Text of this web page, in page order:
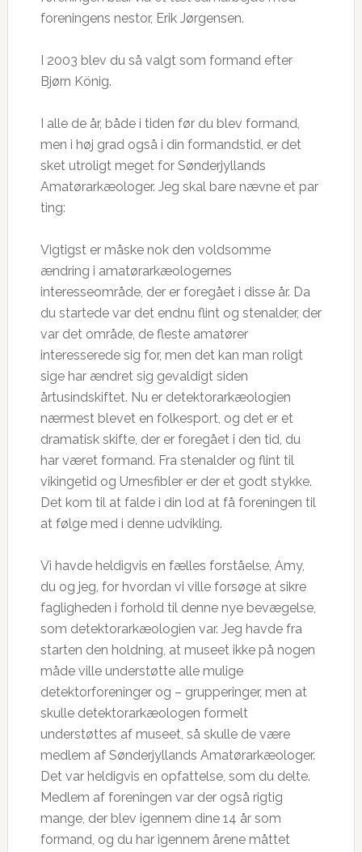
foreningens nestor, Erik Jørgensen.
I 2003 blev du så valgt som formand efter
Bjørn König.
I alle de år, både i tiden før du blev formand,
men i høj grad også i din formandstid, er det
sket utroligt meget for Sønderjyllands
Amatørarkæologer. Jeg skal bare nævne et par
ting:
Vigtigst er måske nok den voldsomme
ændring i amatørarkæologernes
interesseområde, der er foregået i disse år. Da
du startede var det endnu flint og stenalder, der
var det område, de fleste amatører
interesserede sig for, men det kan man roligt
sige har ændret sig gevaldigt siden
årtusindskiftet. Nu er detektorarkæologien
nærmest blevet en folkesport, og det er et
dramatisk skifte, der er foregået i den tid, du
har været formand. Fra stenalder og flint til
vikingetid og Urnesfibler er der et godt stykke.
Det kom til at falde i din lod at få foreningen til
at følge med i denne udvikling.
Vi havde heldigvis en fælles forståelse, Amy,
du og jeg, for hvordan vi ville forsøge at sikre
fagligheden i forhold til denne nye bevægelse,
som detektorarkæologien var. Jeg havde fra
starten den holdning, at museet ikke på nogen
måde ville understøtte alle mulige
detektorforeninger og – grupperinger, men at
skulle detektorarkæologen formelt
understøttes af museet, så skulle de være
medlem af Sønderjyllands Amatørarkæologer.
Det var heldigvis en opfattelse, som du delte.
Medlem af foreningen var der også rigtig
mange, der blev igennem dine 14 år som
formand, og du har igennem årene måttet